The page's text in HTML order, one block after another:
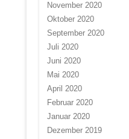
November 2020
Oktober 2020
September 2020
Juli 2020
Juni 2020
Mai 2020
April 2020
Februar 2020
Januar 2020
Dezember 2019